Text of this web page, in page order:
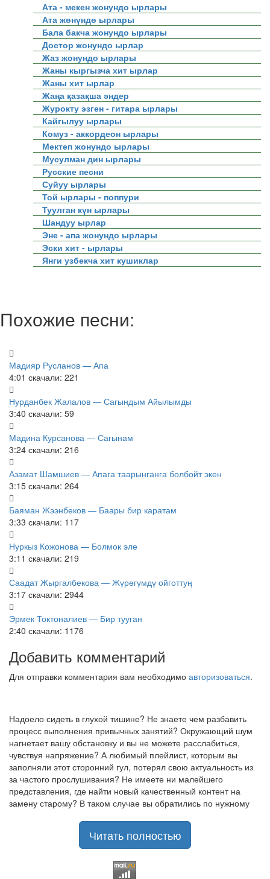
Ата - мекен жонундо ырлары
Ата жөнүндө ырлары
Бала бакча жонундо ырлары
Достор жонундо ырлар
Жаз жонундо ырлары
Жаны кыргызча хит ырлар
Жаны хит ырлар
Жаңа қазақша әндер
Журокту эзген - гитара ырлары
Кайгылуу ырлары
Комуз - аккордеон ырлары
Мектеп жонундо ырлары
Мусулман дин ырлары
Русские песни
Суйуу ырлары
Той ырлары - поппури
Туулган күн ырлары
Шандуу ырлар
Эне - апа жонундо ырлары
Эски хит - ырлары
Янги узбекча хит кушиклар
Похожие песни:
Мадияр Русланов — Апа
4:01 скачали: 221
Нурданбек Жалалов — Сагындым Айылымды
3:40 скачали: 59
Мадина Курсанова — Сагынам
3:24 скачали: 216
Азамат Шамшиев — Апага таарынганга болбойт экен
3:15 скачали: 264
Баяман Жээнбеков — Баары бир каратам
3:33 скачали: 117
Нуркыз Кожонова — Болмок эле
3:11 скачали: 219
Саадат Жыргалбекова — Жүрөгүмдү ойготтуң
3:17 скачали: 2944
Эрмек Токтоналиев — Бир тууган
2:40 скачали: 1176
Добавить комментарий
Для отправки комментария вам необходимо авторизоваться.
Надоело сидеть в глухой тишине? Не знаете чем разбавить
процесс выполнения привычных занятий? Окружающий шум
нагнетает вашу обстановку и вы не можете расслабиться,
чувствуя напряжение? А любимый плейлист, которым вы
заполняли этот сторонний гул, потерял свою актуальность из
за частого прослушивания? Не имеете ни малейшего
представления, где найти новый качественный контент на
замену старому? В таком случае вы обратились по нужному
Музыкальный портал KGZ Musicс большой радостью
приветствует своих старых и новых слушателей! Специально
песен всех времён во всех жанровых стилистиках. Огромное
Читать полностью